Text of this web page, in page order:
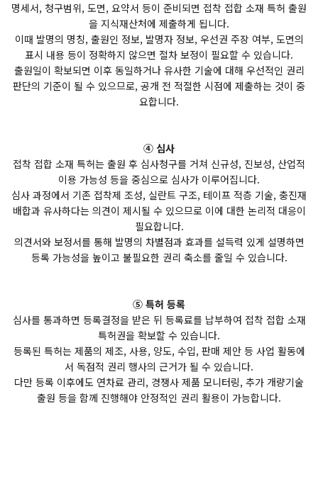
명세서, 청구범위, 도면, 요약서 등이 준비되면 접착 접합 소재 특허 출원
을 지식재산처에 제출하게 됩니다.
이때 발명의 명칭, 출원인 정보, 발명자 정보, 우선권 주장 여부, 도면의
표시 내용 등이 정확하지 않으면 절차 보정이 필요할 수 있습니다.
출원일이 확보되면 이후 동일하거나 유사한 기술에 대해 우선적인 권리
판단의 기준이 될 수 있으므로, 공개 전 적절한 시점에 제출하는 것이 중
요합니다.
④ 심사
접착 접합 소재 특허는 출원 후 심사청구를 거쳐 신규성, 진보성, 산업적
이용 가능성 등을 중심으로 심사가 이루어집니다.
심사 과정에서 기존 접착제 조성, 실란트 구조, 테이프 적층 기술, 충진재
배합과 유사하다는 의견이 제시될 수 있으므로 이에 대한 논리적 대응이
필요합니다.
의견서와 보정서를 통해 발명의 차별점과 효과를 설득력 있게 설명하면
등록 가능성을 높이고 불필요한 권리 축소를 줄일 수 있습니다.
⑤ 특허 등록
심사를 통과하면 등록결정을 받은 뒤 등록료를 납부하여 접착 접합 소재
특허권을 확보할 수 있습니다.
등록된 특허는 제품의 제조, 사용, 양도, 수입, 판매 제안 등 사업 활동에
서 독점적 권리 행사의 근거가 될 수 있습니다.
다만 등록 이후에도 연차료 관리, 경쟁사 제품 모니터링, 추가 개량기술
출원 등을 함께 진행해야 안정적인 권리 활용이 가능합니다.